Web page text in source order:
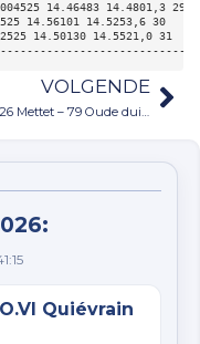
14.46483 14.4801,3 29
14.56101 14.5253,6 30
14.50130 14.5521,0 31
VOLGENDE
30.05.2026 Mettet – 79 Oude duiven
Quiévrain